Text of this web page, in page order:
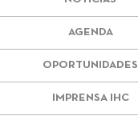
AGENDA
OPORTUNIDADES
IMPRENSA IHC